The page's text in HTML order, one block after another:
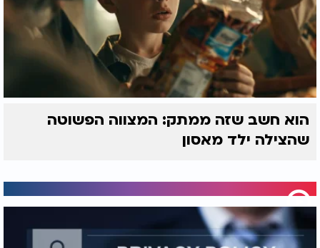
הוא חשב שזה ממתק: המצווה הפשוטה
שהצילה ילד מאסון